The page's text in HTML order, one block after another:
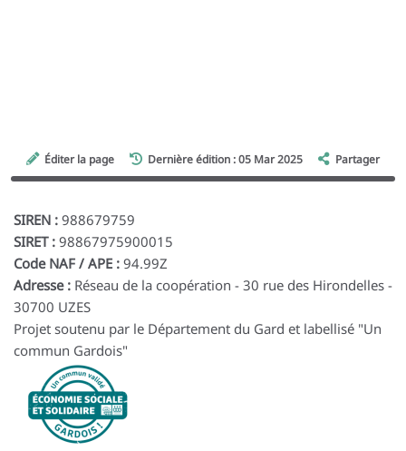
Éditer la page Dernière édition : 05 Mar 2025 Partager
SIREN : 988679759
SIRET : 98867975900015
Code NAF / APE : 94.99Z
Adresse : Réseau de la coopération - 30 rue des Hirondelles -
30700 UZES
Projet soutenu par le Département du Gard et labellisé "Un
commun Gardois"